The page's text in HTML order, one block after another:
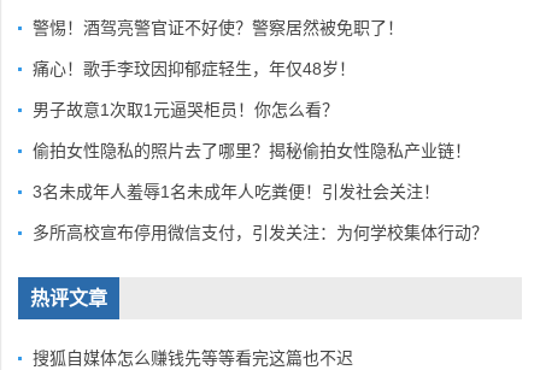
警惕！酒驾亮警官证不好使？警察居然被免职了！
痛心！歌手李玟因抑郁症轻生，年仅48岁！
男子故意1次取1元逼哭柜员！你怎么看？
偷拍女性隐私的照片去了哪里？揭秘偷拍女性隐私产业链！
3名未成年人羞辱1名未成年人吃粪便！引发社会关注！
多所高校宣布停用微信支付，引发关注：为何学校集体行动？
热评文章
搜狐自媒体怎么赚钱先等等看完这篇也不迟